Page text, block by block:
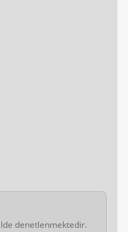
denetlenmektedir.